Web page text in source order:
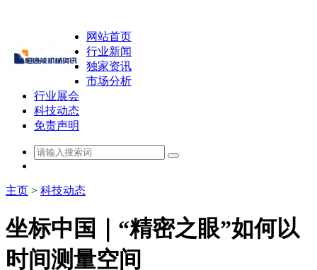
网站首页
行业新闻
独家资讯
市场分析
行业展会
科技动态
免责声明
主页 > 科技动态
坐标中国｜“精密之眼”如何以
时间测量空间